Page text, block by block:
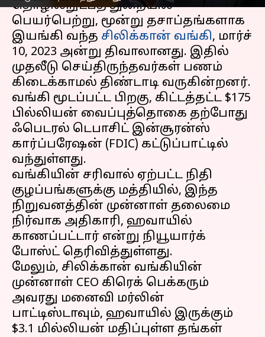
தொழில்நுட்பத் துறையில்
பெயர்பெற்று, மூன்று தசாப்தங்களாக
இயங்கி வந்த சிலிக்கான் வங்கி, மார்ச்
10, 2023 அன்று திவாலானது. இதில்
முதலீடு செய்திருந்தவர்கள் பணம்
கிடைக்காமல் திண்டாடி வருகின்றனர்.
வங்கி மூடப்பட்ட பிறகு, கிட்டத்தட்ட $175
பில்லியன் வைப்புத்தொகை தற்போது
ஃபெடரல் டெபாசிட் இன்சூரன்ஸ்
கார்ப்பரேஷன் (FDIC) கட்டுப்பாட்டில்
வந்துள்ளது.
வங்கியின் சரிவால் ஏற்பட்ட நிதி
குழப்பங்களுக்கு மத்தியில், இந்த
நிறுவனத்தின் முன்னாள் தலைமை
நிர்வாக அதிகாரி, ஹவாயில்
காணப்பட்டார் என்று நியூயார்க்
போஸ்ட் தெரிவித்துள்ளது.
மேலும், சிலிக்கான் வங்கியின்
முன்னாள் CEO கிரெக் பெக்கரும்
அவரது மனைவி மர்லின்
பாட்டிஸ்டாவும், ஹவாயில் இருக்கும்
$3.1 மில்லியன் மதிப்புள்ள தங்கள்